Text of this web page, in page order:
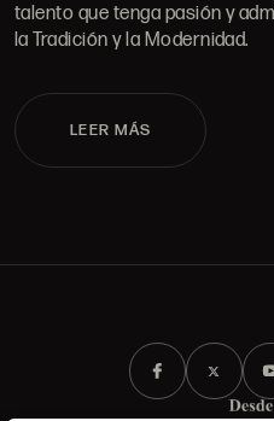
talento que tenga pasión y
la Tradición y la Modernidad.
LEER MÁS